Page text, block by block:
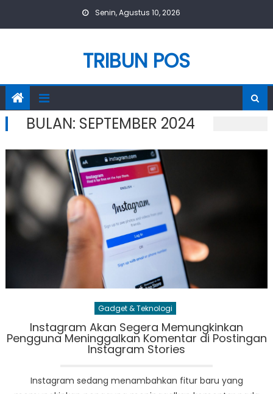
Senin, Agustus 10, 2026
TRIBUN POS
BULAN: SEPTEMBER 2024
Gadget & Teknologi
Instagram Akan Segera Memungkinkan
Pengguna Meninggalkan Komentar di Postingan
Instagram Stories
Instagram sedang menambahkan fitur baru yang